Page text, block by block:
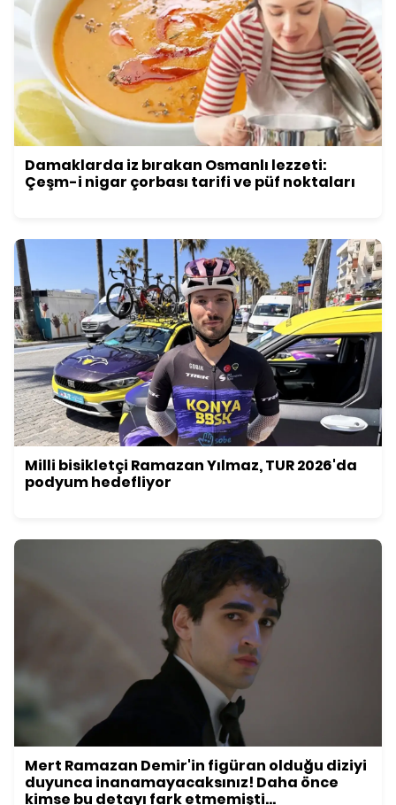
Damaklarda iz bırakan Osmanlı lezzeti:
Çeşm-i nigar çorbası tarifi ve püf noktaları
Milli bisikletçi Ramazan Yılmaz, TUR 2026'da
podyum hedefliyor
Mert Ramazan Demir'in figüran olduğu diziyi
duyunca inanamayacaksınız! Daha önce
kimse bu detayı fark etmemişti...